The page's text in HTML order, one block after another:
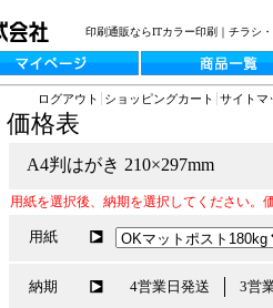
印刷通販ならITカラー印刷｜チラシ
ログアウト ショッピングカート サイトマ
価格表
A4判はがき 210×297mm
用紙を選択後、納期を選択してください。
用紙
納期 4営業日発送 3営